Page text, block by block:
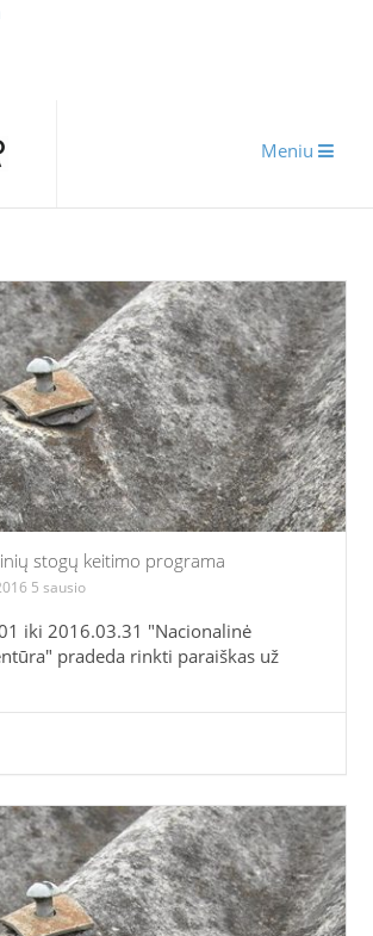
Meniu
stogų keitimo programa
5 sausio
iki 2016.03.31 "Nacionalinė
pradeda rinkti paraiškas už